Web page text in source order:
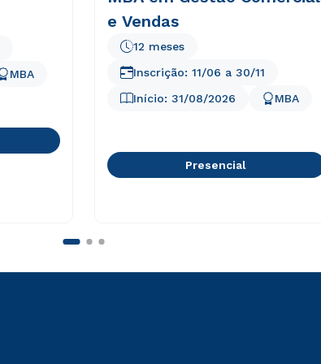
MBA
e Vendas
Início: 31/08/2026
12 meses
MBA
Inscrição: 11/06 a 30/11
Presencial